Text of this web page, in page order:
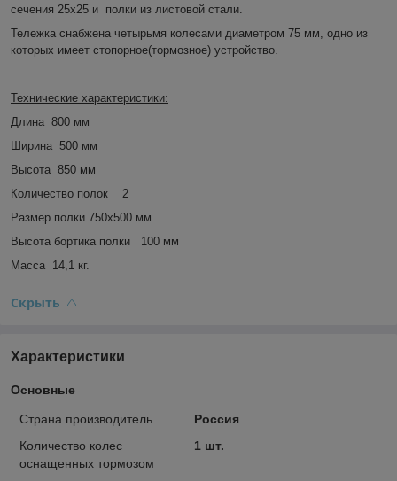
сечения 25х25 и полки из листовой стали.
Тележка снабжена четырьмя колесами диаметром 75 мм, одно из
которых имеет стопорное(тормозное) устройство.
Технические характеристики:
Длина 800 мм
Ширина 500 мм
Высота 850 мм
Количество полок
2
Размер полки 750х500 мм
Высота бортика полки 100 мм
Масса 14,1 кг.
Скрыть
Характеристики
Основные
Страна производитель
Россия
Количество колес
оснащенных тормозом
1 шт.